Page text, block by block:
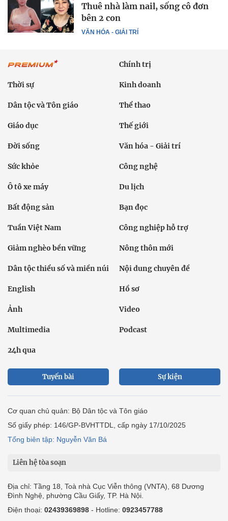
VĂN HÓA - GIẢI TRÍ
Thuê nhà làm nail, sống cô đơn
bên 2 con
Chính trị
Thời sự Kinh doanh
Dân tộc và Tôn giáo Thể thao
Giáo dục Thế giới
Đời sống Văn hóa - Giải trí
Sức khỏe Công nghệ
Ô tô xe máy Du lịch
Bất động sản Bạn đọc
Tuần Việt Nam Công nghiệp hỗ trợ
Giảm nghèo bền vững Nông thôn mới
Dân tộc thiểu số và miền núi Nội dung chuyên đề
English Hồ sơ
Ảnh Video
Multimedia Podcast
24h qua
Tuyến bài Sự kiện
Cơ quan chủ quản: Bộ Dân tộc và Tôn giáo
Số giấy phép: 146/GP-BVHTTDL, cấp ngày 17/10/2025
Tổng biên tập: Nguyễn Văn Bá
Liên hệ tòa soạn
Địa chỉ: Tầng 18, Toà nhà Cục Viễn thông (VNTA), 68 Dương
Đình Nghệ, phường Cầu Giấy, TP. Hà Nội.
Điện thoại: 02439369898 - Hotline: 0923457788